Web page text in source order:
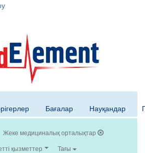
Бағалар Науқандар
Жеке медициналық орталықтар
қызметтер Тағы